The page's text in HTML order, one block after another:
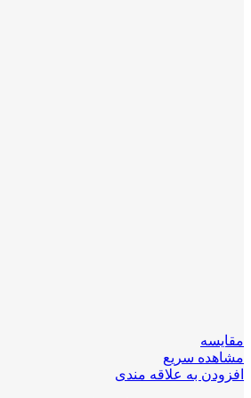
مقایسه
مشاهده سریع
افزودن به علاقه مندی